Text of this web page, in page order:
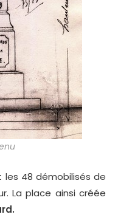
les 48 démobilisés de
La place ainsi créée